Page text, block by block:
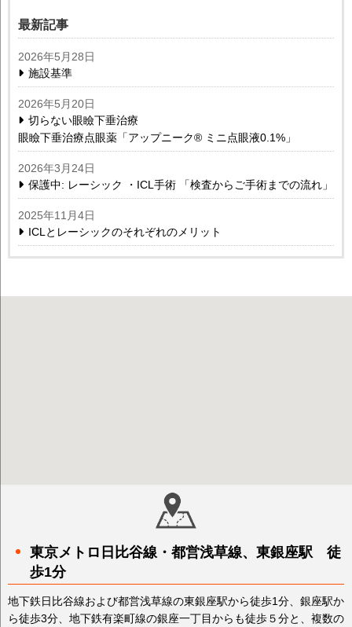
最新記事
2026年5月28日
施設基準
2026年5月20日
切らない眼瞼下垂治療
眼瞼下垂治療点眼薬「アップニーク® ミニ点眼液0.1%」
2026年3月24日
保護中: レーシック ・ICL手術 「検査からご手術までの流れ」
2025年11月4日
ICLとレーシックのそれぞれのメリット
東京メトロ日比谷線・都営浅草線、東銀座駅 徒
歩1分
地下鉄日比谷線および都営浅草線の東銀座駅から徒歩1分、銀座駅か
ら徒歩3分、地下鉄有楽町線の銀座一丁目からも徒歩５分と、複数の